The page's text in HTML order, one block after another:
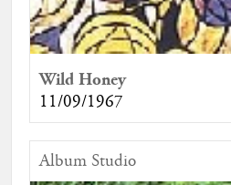
Wild Honey
11/09/1967
Album Studio